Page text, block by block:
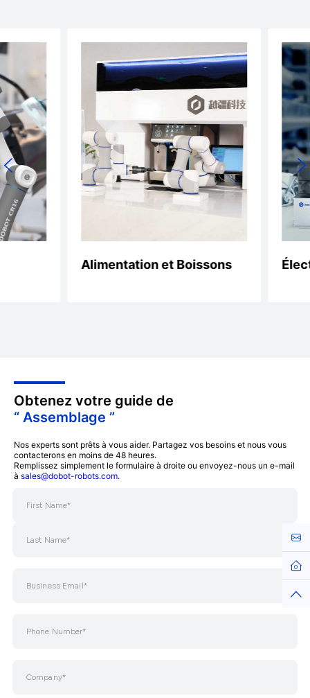
Alimentation et Boissons
Obtenez votre guide de
“ Assemblage ”
Nos experts sont prêts à vous aider. Partagez vos besoins et nous vous
contacterons en moins de 48 heures.
Remplissez simplement le formulaire à droite ou envoyez-nous un e-mail
à sales@dobot-robots.com.
Top